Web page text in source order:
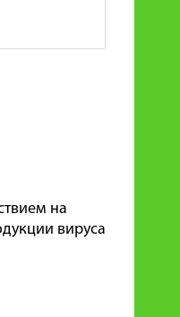
на
вируса